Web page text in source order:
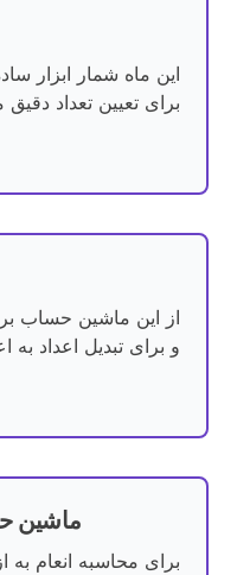
این ماه شمار ابزار
برای تعیین تعداد دقیق
از این ماشین حساب
و برای تبدیل اعداد به
ماشین
برای محاسبه انعام به